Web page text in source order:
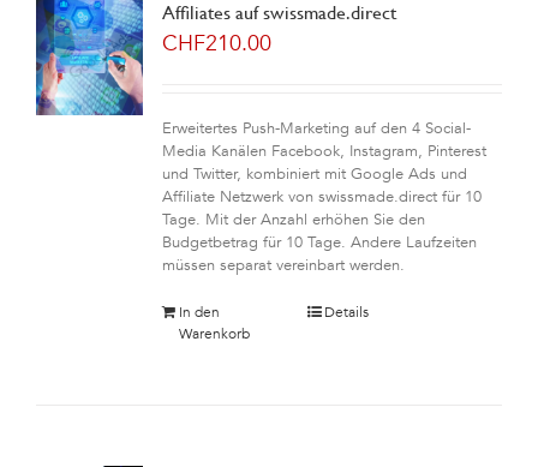
Affiliates auf swissmade.direct
CHF210.00
Erweitertes Push-Marketing auf den 4 Social-
Media Kanälen Facebook, Instagram, Pinterest
und Twitter, kombiniert mit Google Ads und
Affiliate Netzwerk von swissmade.direct für 10
Tage. Mit der Anzahl erhöhen Sie den
Budgetbetrag für 10 Tage. Andere Laufzeiten
müssen separat vereinbart werden.
In den
Warenkorb
Details